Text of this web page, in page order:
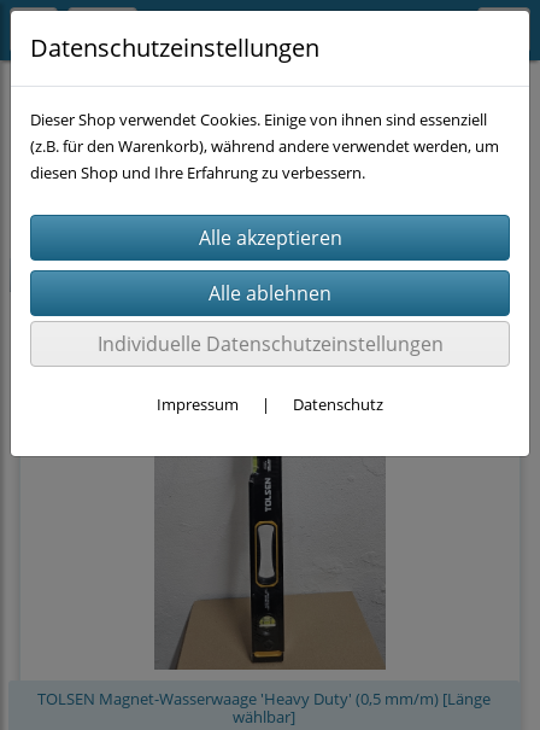
HANDWERKZEUG Messtechnik
Sortierung wählen
Filter
neu
TOLSEN Magnet-Wasserwaage 'Heavy Duty' (0,5 mm/m) [Länge
wählbar]
Datenschutzeinstellungen
Dieser Shop verwendet Cookies. Einige von ihnen sind essenziell
(z.B. für den Warenkorb), während andere verwendet werden, um
diesen Shop und Ihre Erfahrung zu verbessern.
Individuelle Datenschutzeinstellungen
Impressum | Datenschutz